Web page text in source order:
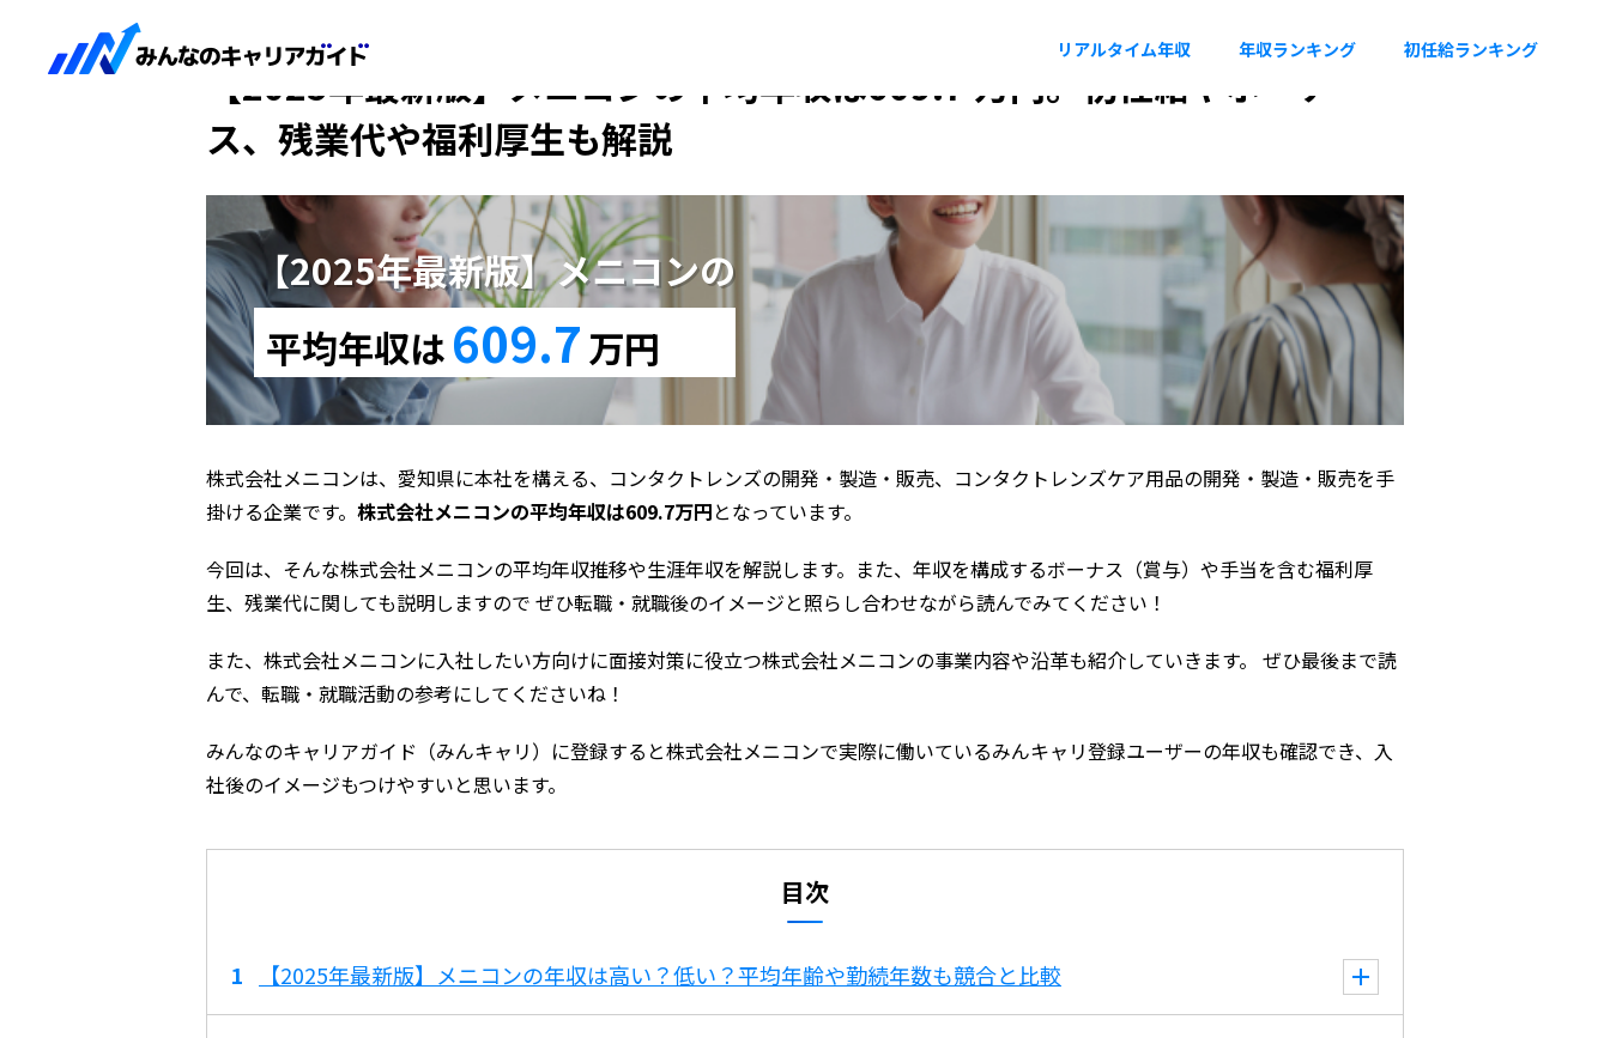
リアルタイム年収 年収ランキング 初任給ランキング
【2025年最新版】メニコンの平均年収は609.7 万円。初任給やボーナ
ス、残業代や福利厚生も解説
【2025年最新版】メニコンの
平均年収は609.7万円
株式会社メニコンは、愛知県に本社を構える、コンタクトレンズの開発・製造・販売、コンタクトレンズケア用品の開発・製造・販売を手
掛ける企業です。 株式会社メニコンの平均年収は609.7万円となっています。
今回は、そんな株式会社メニコンの平均年収推移や生涯年収を解説します。また、年収を構成するボーナス（賞与）や手当を含む福利厚
生、残業代に関しても説明しますので ぜひ転職・就職後のイメージと照らし合わせながら読んでみてください！
また、株式会社メニコンに入社したい方向けに面接対策に役立つ株式会社メニコンの事業内容や沿革も紹介していきます。 ぜひ最後まで読
んで、転職・就職活動の参考にしてくださいね！
みんなのキャリアガイド（みんキャリ）に登録すると株式会社メニコンで実際に働いているみんキャリ登録ユーザーの年収も確認でき、入
社後のイメージもつけやすいと思います。
目次
【2025年最新版】メニコンの年収は高い？低い？平均年齢や勤続年数も競合と比較